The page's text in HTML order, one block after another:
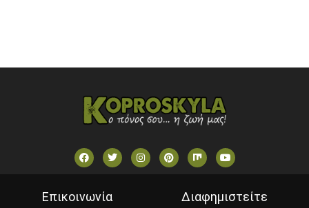
Επικοινωνία Διαφημιστείτε